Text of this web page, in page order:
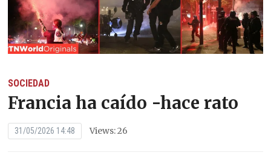
SOCIEDAD
Francia ha caído -hace rato
31/05/2026 14:48 Views: 26